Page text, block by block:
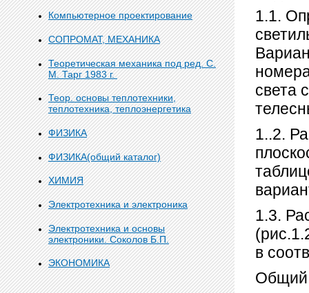
Компьютерное проектирование
СОПРОМАТ, МЕХАНИКА
Теоретическая механика под ред. С.
М. Тарг 1983 г.
Теор. основы теплотехники,
теплотехника, теплоэнергетика
ФИЗИКА
ФИЗИКА(общий каталог)
ХИМИЯ
Электротехника и электроника
Электротехника и основы
электроники. Соколов Б.П.
ЭКОНОМИКА
1.1.
света
1..2.
1.3.
в
Общий